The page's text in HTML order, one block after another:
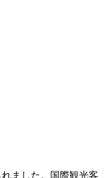
ました。国際観光客